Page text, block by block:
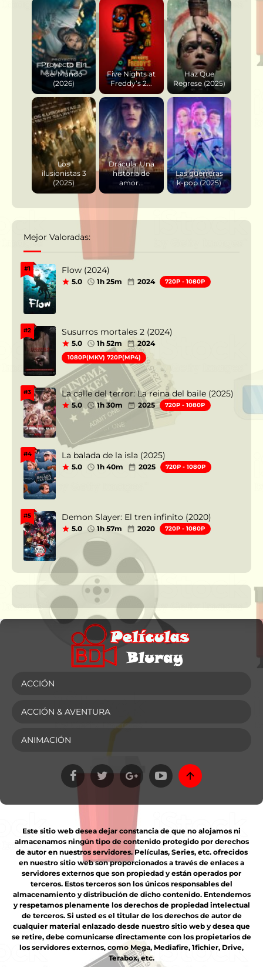
Proyecto Fin
del Mundo
(2026)
Five Nights at
Freddy’s 2...
Haz Que
Regrese (2025)
Los
ilusionistas 3
(2025)
Drácula: Una
historia de
amor...
Las guerreras
k-pop (2025)
Mejor Valoradas:
#1 Flow (2024)
5.0 1h 25m 2024 720P - 1080P
#2 Susurros mortales 2 (2024)
5.0 1h 52m 2024
1080P(MKV) 720P(MP4)
#3 La calle del terror: La reina del baile (2025)
5.0 1h 30m 2025 720P - 1080P
#4 La balada de la isla (2025)
5.0 1h 40m 2025 720P - 1080P
#5 Demon Slayer: El tren infinito (2020)
5.0 1h 57m 2020 720P - 1080P
ACCIÓN
ACCIÓN & AVENTURA
ANIMACIÓN
Este sitio web desea dejar constancia de que no alojamos ni
almacenamos ningún tipo de contenido protegido por derechos
de autor en nuestros servidores. Películas, Series, etc. ofrecidos
en nuestro sitio web son proporcionados a través de enlaces a
servidores externos que son propiedad y están operados por
terceros. Estos terceros son los únicos responsables del
almacenamiento y distribución de dicho contenido. Entendemos
y respetamos plenamente los derechos de propiedad intelectual
de terceros. Si usted es el titular de los derechos de autor de
cualquier material enlazado desde nuestro sitio web y desea que
se retire, debe comunicarse directamente con los propietarios de
los servidores externos, como Mega, Mediafire, 1fichier, Drive,
Terabox, etc.